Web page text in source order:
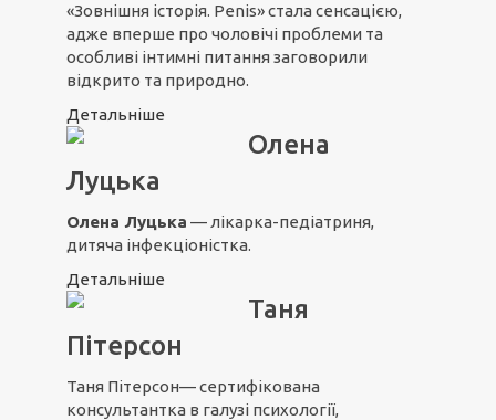
«Зовнішня історія. Penis» стала сенсацією,
адже вперше про чоловічі проблеми та
особливі інтимні питання заговорили
відкрито та природно.
Детальніше
Олена
Луцька
Олена Луцька — лікарка-педіатриня,
дитяча інфекціоністка.
Детальніше
Таня
Пітерсон
Таня Пітерсон— сертифікована
консультантка в галузі психології,